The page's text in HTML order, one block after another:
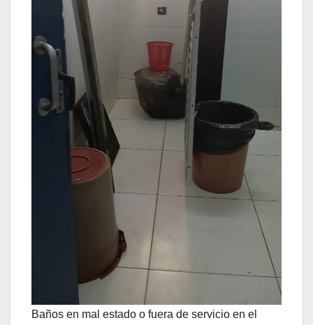
Baños en mal estado o fuera de servicio en el